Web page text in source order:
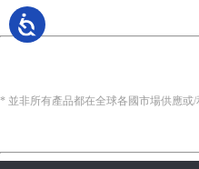
* 並非所有產品都在全球各國市場供應或/